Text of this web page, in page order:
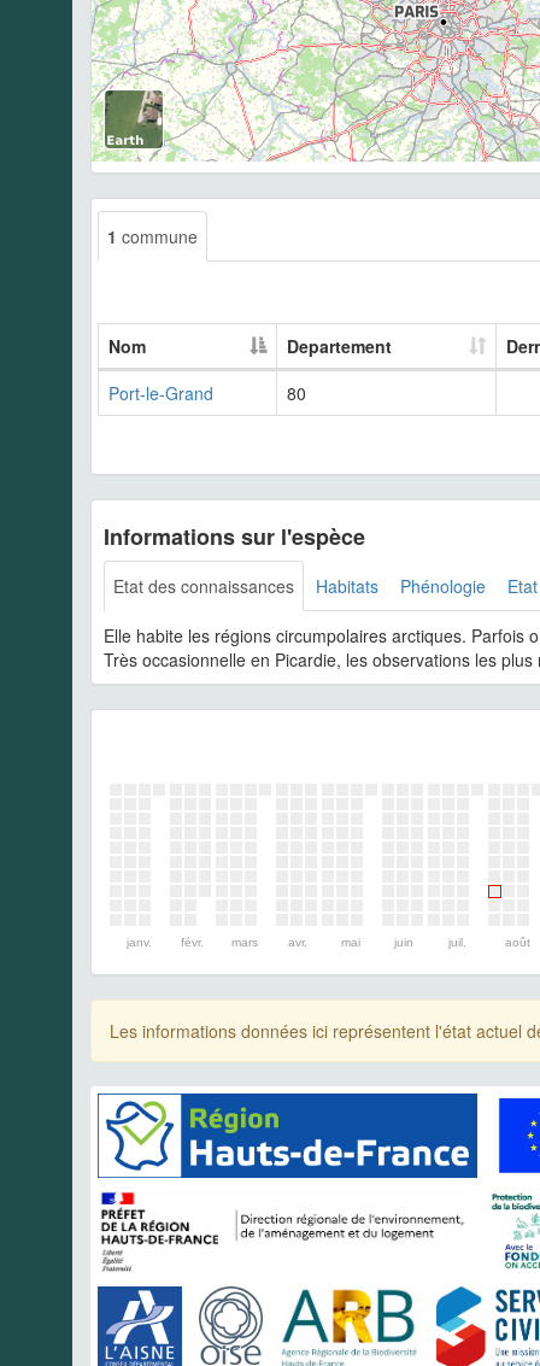
1 commune
Nom Departement
Port-le-Grand
80
Informations sur l'espèce
Etat des connaissances Habitats Phénologie
Elle habite les régions circumpolaires arctiques. Parfois
Très occasionnelle en Picardie, les observations les
janv. févr. mars avr. mai juin juil. août
Les informations données ici représentent l'état actuel